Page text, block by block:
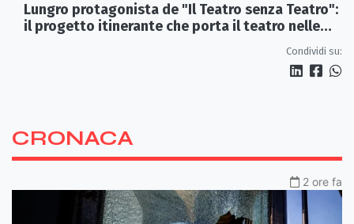
Lungro protagonista de "Il Teatro senza Teatro":
il progetto itinerante che porta il teatro nelle
Condividi su:
CRONACA
2 ore fa